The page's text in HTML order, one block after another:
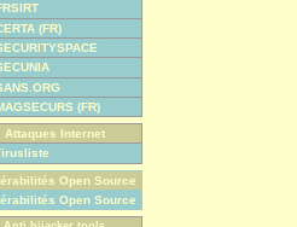
(FR)
(FR)
Attaques Internet
Open Source
Open Source